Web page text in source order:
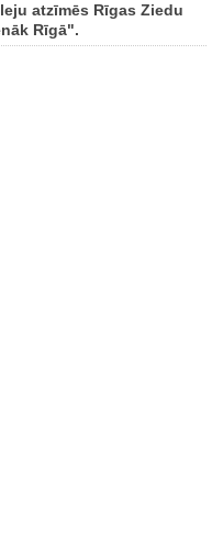
atzīmēs Rīgas Ziedu
Rīgā".